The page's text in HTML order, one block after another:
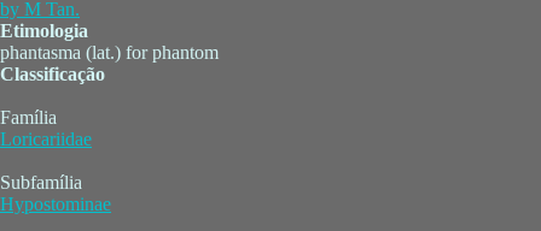
Etimologia
phantasma (lat.) for phantom
Classificação
Família
Loricariidae
Subfamília
Hypostominae